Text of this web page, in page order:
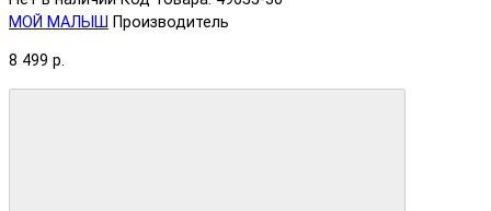
МОЙ МАЛЫШ Производитель
8 499 р.